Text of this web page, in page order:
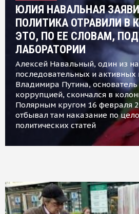
ЮЛИЯ НАВАЛЬНАЯ
ПОЛИТИКА ОТРАВИЛИ В
ЭТО, ПО ЕЕ СЛОВАМ,
ЛАБОРАТОРИИ
Алексей Навальный, один из
последовательных и активных
Владимира Путина,
коррупцией, скончался в
Полярным кругом 16 февраля
отбывал там наказание по
политических статей